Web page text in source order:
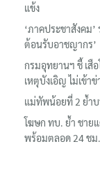
แข้ง
‘ภาคประชาสังคม’
ต้อนรับอาชญากร’
กรมอุทยานฯ ชี้ เสื
เหตุบังเอิญ ไม่เข้าข่
แม่ทัพน้อยที่ 2 ย้ำ
โฆษก ทบ. ย้ำ ชาย
พร้อมตลอด 24 ชม.